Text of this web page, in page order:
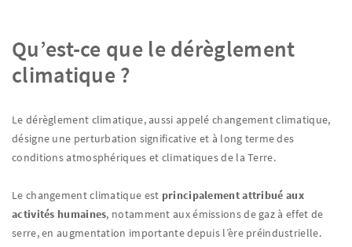
Qu’est-ce que le dérèglement
climatique ?
Le dérèglement climatique, aussi appelé changement climatique,
désigne une perturbation significative et à long terme des
conditions atmosphériques et climatiques de la Terre.
Le changement climatique est principalement attribué aux
activités humaines, notamment aux émissions de gaz à effet de
serre, en augmentation importante depuis l’ère préindustrielle.